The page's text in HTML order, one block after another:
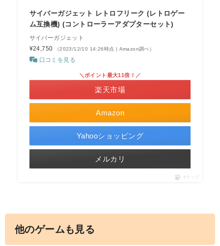
サイバーガジェット レトロフリーク (レトロゲー
ム互換機) (コントローラーアダプターセット)
サイバーガジェット
¥24,750
（2023/12/10 14:26時点 | Amazon調べ）
口コミを見る
Amazon
＼ポイント最大11倍！／
楽天市場
Yahooショッピング
メルカリ
ポチップ
他のゲームも見る